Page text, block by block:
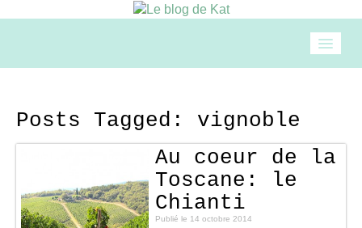
Mode
Beauté
Posts Tagged:
vignoble
Au coeur de la
Toscane: le
Chianti
Publié le 14 octobre 2014